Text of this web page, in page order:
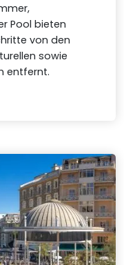
Pool bieten
von den
sowie
entfernt.